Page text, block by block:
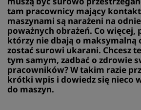
tam pracownicy mający
maszynami są narażeni na
poważnych obrażeń. Co więcej,
którzy nie dbają o maksymalną
zostać surowi ukarani. Chcesz
tym samym, zadbać o zdrowie
pracowników? W takim razie
krótki wpis i dowiedz się nieco
do maszyn.